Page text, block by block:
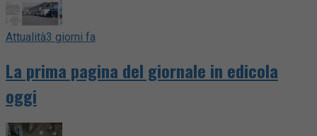
Attualità3 giorni fa
La prima pagina del giornale in edicola
oggi